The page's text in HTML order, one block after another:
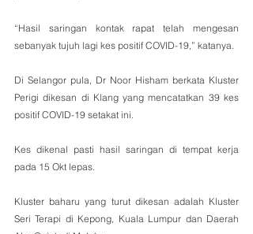
“Hasil saringan kontak rapat telah mengesan
sebanyak tujuh lagi kes positif COVID-19,” katanya.
Di Selangor pula, Dr Noor Hisham berkata Kluster
Perigi dikesan di Klang yang mencatatkan 39 kes
positif COVID-19 setakat ini.
Kes dikenal pasti hasil saringan di tempat kerja
pada 15 Okt lepas.
Kluster baharu yang turut dikesan adalah Kluster
Seri Terapi di Kepong, Kuala Lumpur dan Daerah